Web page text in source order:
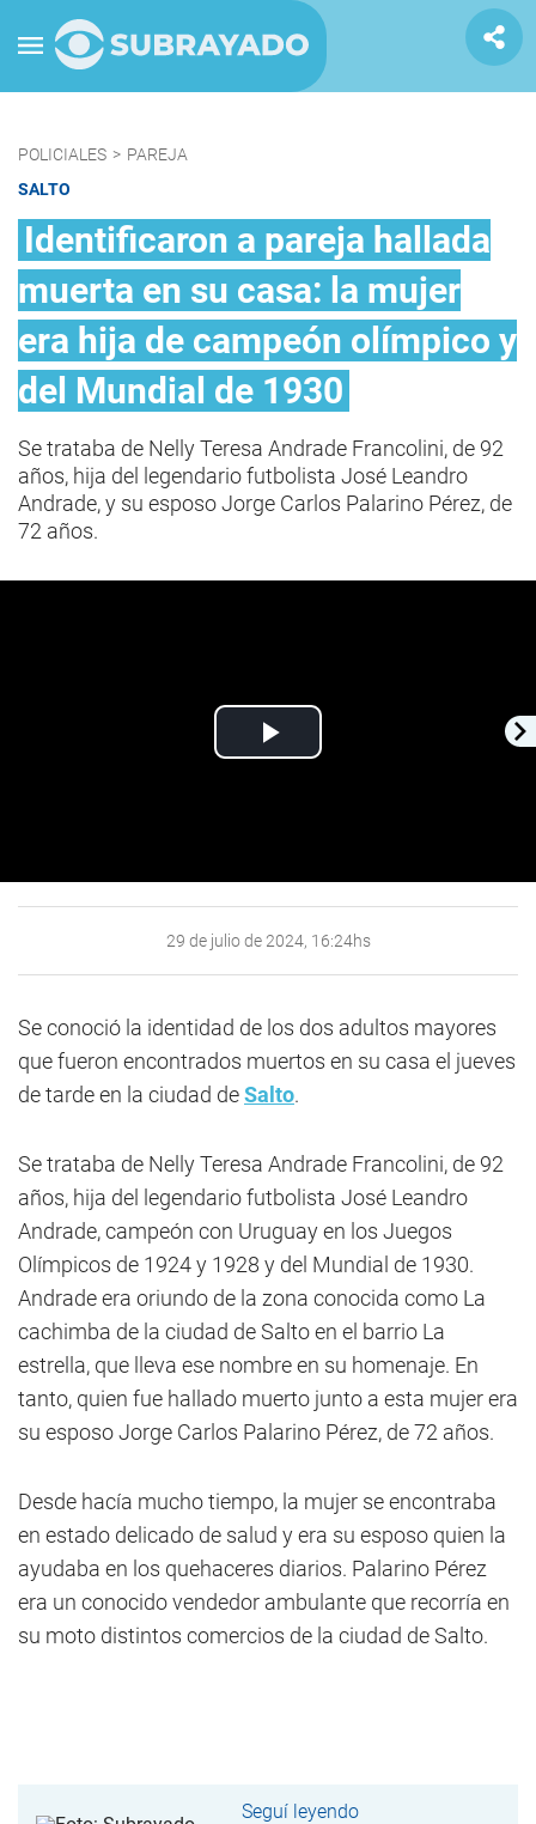
POLICIALES > PAREJA
SALTO
Identificaron a pareja hallada
muerta en su casa: la mujer
era hija de campeón olímpico y
del Mundial de 1930
Se trataba de Nelly Teresa Andrade Francolini, de 92
años, hija del legendario futbolista José Leandro
Andrade, y su esposo Jorge Carlos Palarino Pérez, de
72 años.
Play
29 de julio de 2024, 16:24hs
Se conoció la identidad de los dos adultos mayores
que fueron encontrados muertos en su casa el jueves
de tarde en la ciudad deSalto.
Se trataba de Nelly Teresa Andrade Francolini, de 92
años, hija del legendario futbolista José Leandro
Andrade, campeón con Uruguay en los Juegos
Olímpicos de 1924 y 1928 y del Mundial de 1930.
Andrade era oriundo de la zona conocida como La
cachimba de la ciudad de Salto en el barrio La
estrella, que lleva ese nombre en su homenaje. En
tanto, quien fue hallado muerto junto a esta mujer era
su esposo Jorge Carlos Palarino Pérez, de 72 años.
Desde hacía mucho tiempo, la mujer se encontraba
en estado delicado de salud y era su esposo quien la
ayudaba en los quehaceres diarios. Palarino Pérez
era un conocido vendedor ambulante que recorría en
su moto distintos comercios de la ciudad de Salto.
Seguí leyendo